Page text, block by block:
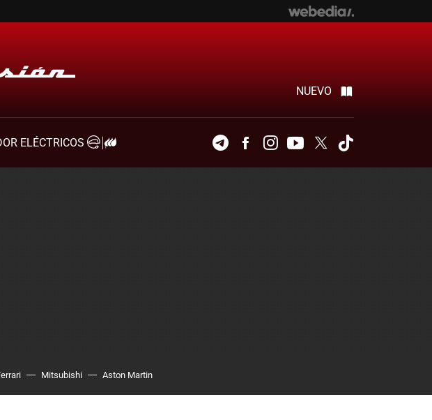
NUEVO
ELÉCTRICOS
TelegramFacebookInstagramYoutubeTwitter
Mitsubishi Aston Martin